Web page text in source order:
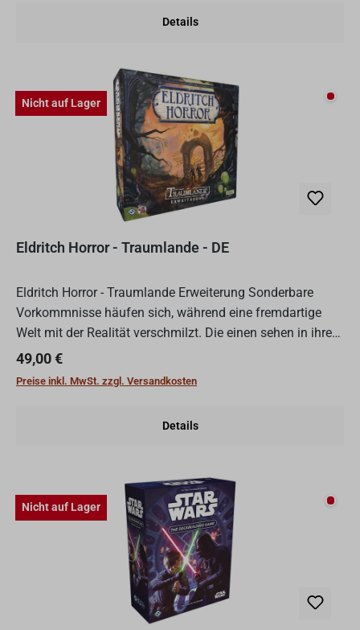
Details
Nicht auf Lager Nicht
Eldritch Horror - Traumlande - DE
Eldritch Horror - Traumlande Erweiterung Sonderbare
Vorkommnisse häufen sich, während eine fremdartige
Welt mit der Realität verschmilzt. Die einen sehen in ihren
Albträumen eine tintenhafte Schwärze, die sich lautlos...
Regulärer Preis:
49,00 €
Preise inkl. MwSt. zzgl. Versandkosten
Details
Nicht auf Lager Nicht